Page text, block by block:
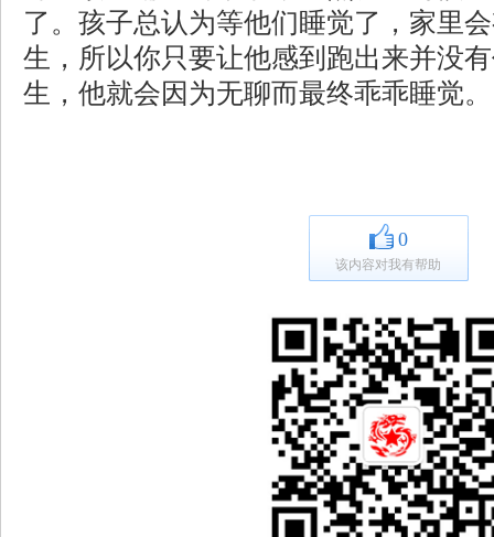
了。孩子总认为等他们睡觉了，家里
生，所以你只要让他感到跑出来并没
生，他就会因为无聊而最终乖乖睡觉。
0
该内容对我有帮助